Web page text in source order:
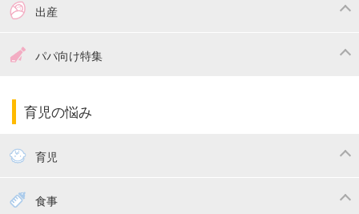
つわり
妊娠中の食事
出産
出産準備パパ向け特集
パパ向け特集
育児の悩み
育児
赤ちゃんのお世話
食事